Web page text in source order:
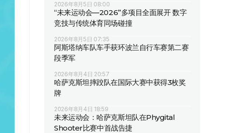
2026年8月5日 08:00
“未来运动会—2026”多项目全面展开 数字
竞技与传统体育同场碰撞
2026年8月5日 07:35
阿斯塔纳车队车手获环波兰自行车赛第二赛
段季军
2026年8月4日 20:57
哈萨克斯坦摔跤队在国际大赛中获得3枚奖
牌
2026年8月4日 18:59
未来运动会：哈萨克斯坦队在Phygital
Shooter比赛中首战告捷